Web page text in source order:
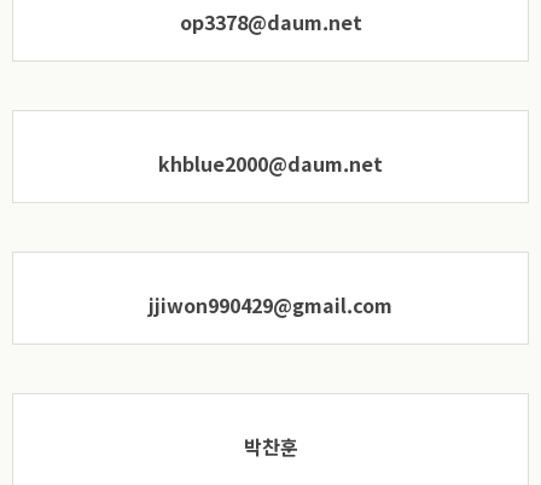
op3378@daum.net
khblue2000@daum.net
jjiwon990429@gmail.com
박찬훈